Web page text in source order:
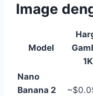
Image
Model
1K
Nano
Banana 2